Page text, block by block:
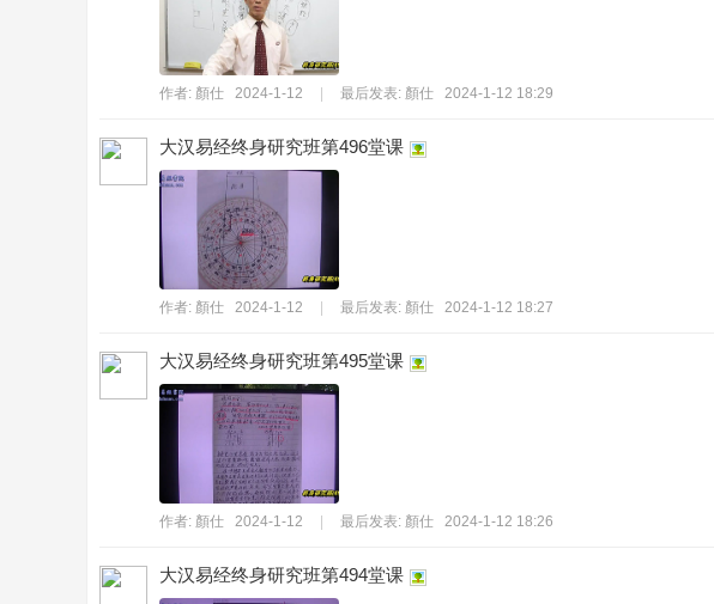
絕
作者: 顏仕 2024-1-12 最后发表: 顏仕 2024-1-12 18:29
大汉易经终身研究班第496堂课
作者: 顏仕 2024-1-12 最后发表: 顏仕 2024-1-12 18:27
大汉易经终身研究班第495堂课
作者: 顏仕 2024-1-12 最后发表: 顏仕 2024-1-12 18:26
大汉易经终身研究班第494堂课